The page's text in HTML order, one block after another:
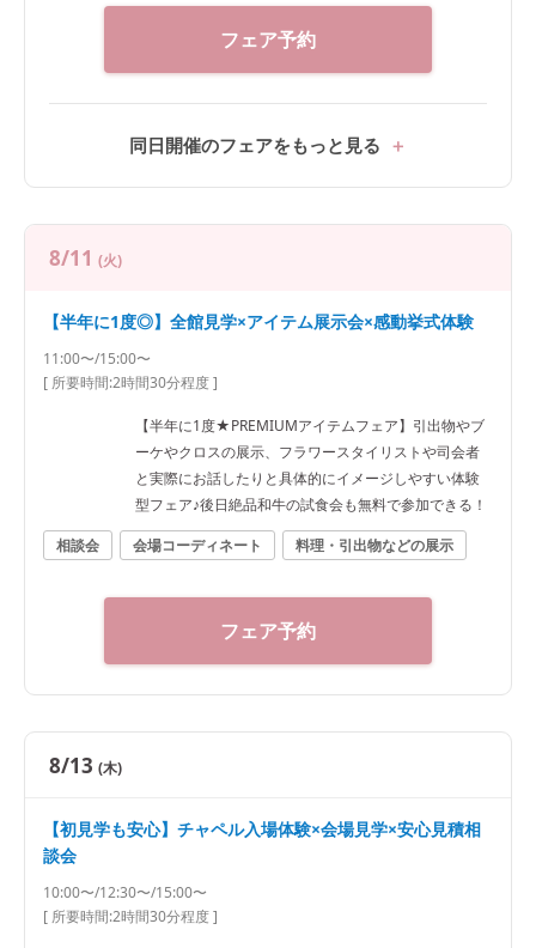
フェア予約
同日開催のフェアをもっと見る
8/11 (火)
【半年に1度◎】全館見学×アイテム展示会×感動挙式体験
11:00〜/15:00〜
[ 所要時間:2時間30分程度]
【半年に1度★PREMIUMアイテムフェア】引出物やブ
ーケやクロスの展示、フラワースタイリストや司会者
と実際にお話したりと具体的にイメージしやすい体験
型フェア♪後日絶品和牛の試食会も無料で参加できる！
相談会
会場コーディネート 料理・引出物などの展示
フェア予約
8/13 (木)
【初見学も安心】チャペル入場体験×会場見学×安心見積相
談会
10:00〜/12:30〜/15:00〜
[ 所要時間:2時間30分程度]